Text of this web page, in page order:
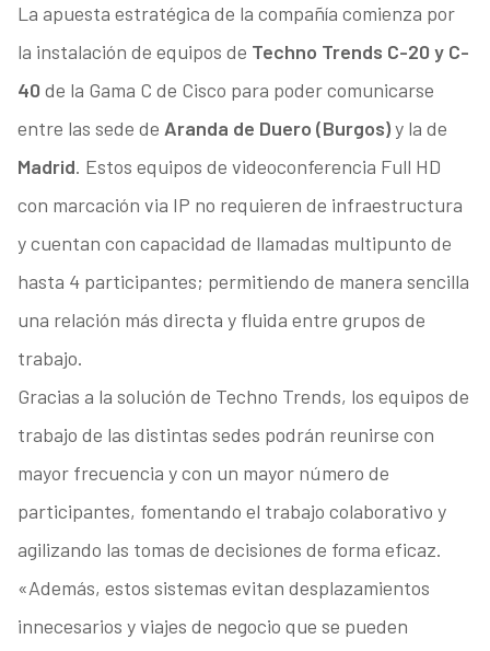
La apuesta estratégica de la compañía comienza por
la instalación de equipos de Techno Trends C-20 y C-
40 de la Gama C de Cisco para poder comunicarse
entre las sede de Aranda de Duero (Burgos)y la de
Madrid. Estos equipos de videoconferencia Full HD
con marcación via IP no requieren de infraestructura
y cuentan con capacidad de llamadas multipunto de
hasta 4 participantes; permitiendo de manera sencilla
una relación más directa y fluida entre grupos de
trabajo.
Gracias a la solución de Techno Trends, los equipos de
trabajo de las distintas sedes podrán reunirse con
mayor frecuencia y con un mayor número de
participantes, fomentando el trabajo colaborativo y
agilizando las tomas de decisiones de forma eficaz.
«Además, estos sistemas evitan desplazamientos
innecesarios y viajes de negocio que se pueden